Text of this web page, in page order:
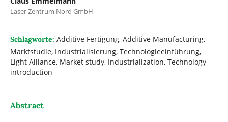
Laser Zentrum Nord GmbH
Schlagworte: Additive Fertigung, Additive Manufacturing,
Marktstudie, Industrialisierung, Technologieeinführung,
Light Alliance, Market study, Industrialization, Technology
introduction
Abstract